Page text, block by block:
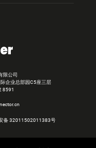
限公司
企业总部园C5座三层
8591
备 32011502011383号